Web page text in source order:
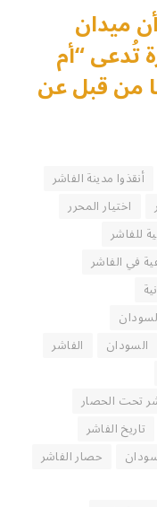
ميدان
“أم
من قبل عن
أنقذوا مدينة الفاشر
اختيار المحرر
للفاشر
في الفاشر
السودان
الفاشر
تحت الحصار
تاريخ الفاشر
حصار الفاشر